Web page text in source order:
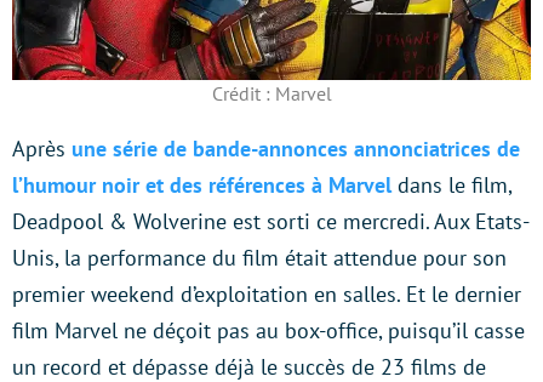
Crédit : Marvel
Après une série de bande-annonces annonciatrices de
l’humour noir et des références à Marveldans le film,
Deadpool & Wolverine est sorti ce mercredi. Aux Etats-
Unis, la performance du film était attendue pour son
premier weekend d’exploitation en salles. Et le dernier
film Marvel ne déçoit pas au box-office, puisqu’il casse
un record et dépasse déjà le succès de 23 films de